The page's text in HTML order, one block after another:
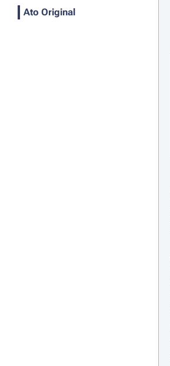
Ato Original